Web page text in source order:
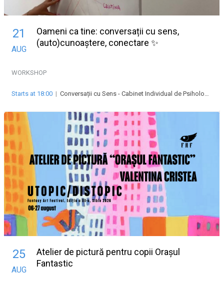
21
AUG
Oameni ca tine: conversații cu sens,
(auto)cunoaștere, conectare ✨
WORKSHOP
Starts at 18:00 | Conversații cu Sens - Cabinet Individual de Psihologie Abrudean Alexandra
25
AUG
Atelier de pictură pentru copii Orașul
Fantastic